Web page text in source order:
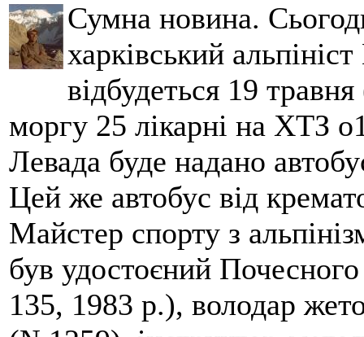
Сумна новина.
харківський
відбудеться 19
моргу 25 лікарні на ХТЗ
Левада буде надано
Цей же автобус від
Майстер спорту з
був удостоєний
135, 1983 р.), володар